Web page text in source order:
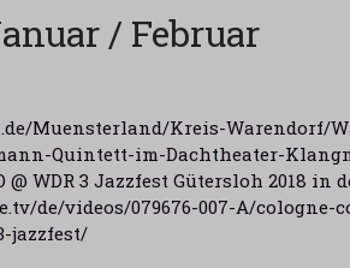
/ Februar
Muensterland/Kreis-Warendorf/
Quintett-im-Dachtheater-
WDR 3 Jazzfest Gütersloh 2018 in
de/videos/079676-007-A/cologne-
jazzfest/